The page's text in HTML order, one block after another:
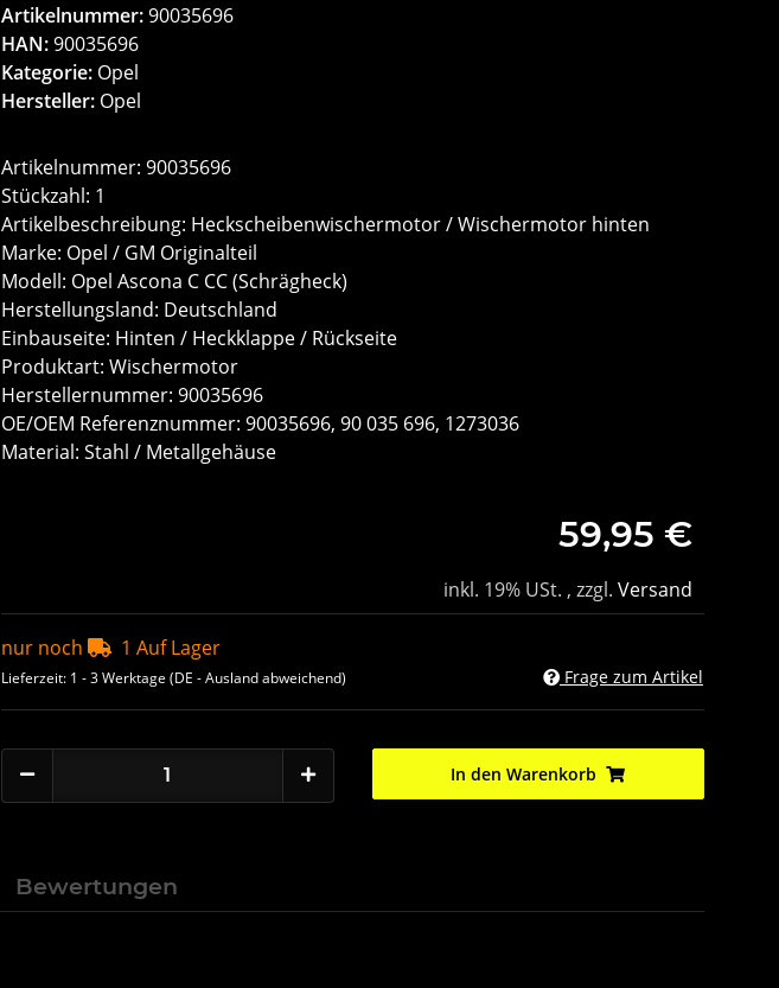
Artikelnummer:90035696
HAN:90035696
Kategorie: Opel
Hersteller: Opel
Artikelnummer: 90035696
Stückzahl: 1
Artikelbeschreibung: Heckscheibenwischermotor / Wischermotor hinten
Marke: Opel / GM Originalteil
Modell: Opel Ascona C CC (Schrägheck)
Herstellungsland: Deutschland
Einbauseite: Hinten / Heckklappe / Rückseite
Produktart: Wischermotor
Herstellernummer: 90035696
OE/OEM Referenznummer: 90035696, 90 035 696, 1273036
Material: Stahl / Metallgehäuse
59,95 €
inkl. 19% USt. , zzgl. Versand
nur noch 1 Auf Lager
Lieferzeit: 1 - 3 Werktage (DE - Ausland abweichend) Frage zum Artikel
In den Warenkorb
Bewertungen